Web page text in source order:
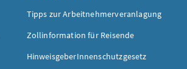
Tipps zur Arbeitnehmerveranlagung
Zollinformation für Reisende
HinweisgeberInnenschutzgesetz